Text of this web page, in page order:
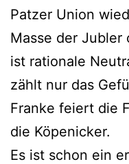
Patzer Union
Masse der Jubler
ist rationale
zählt nur das
Franke feiert die
die Köpenicker.
Es ist schon ein